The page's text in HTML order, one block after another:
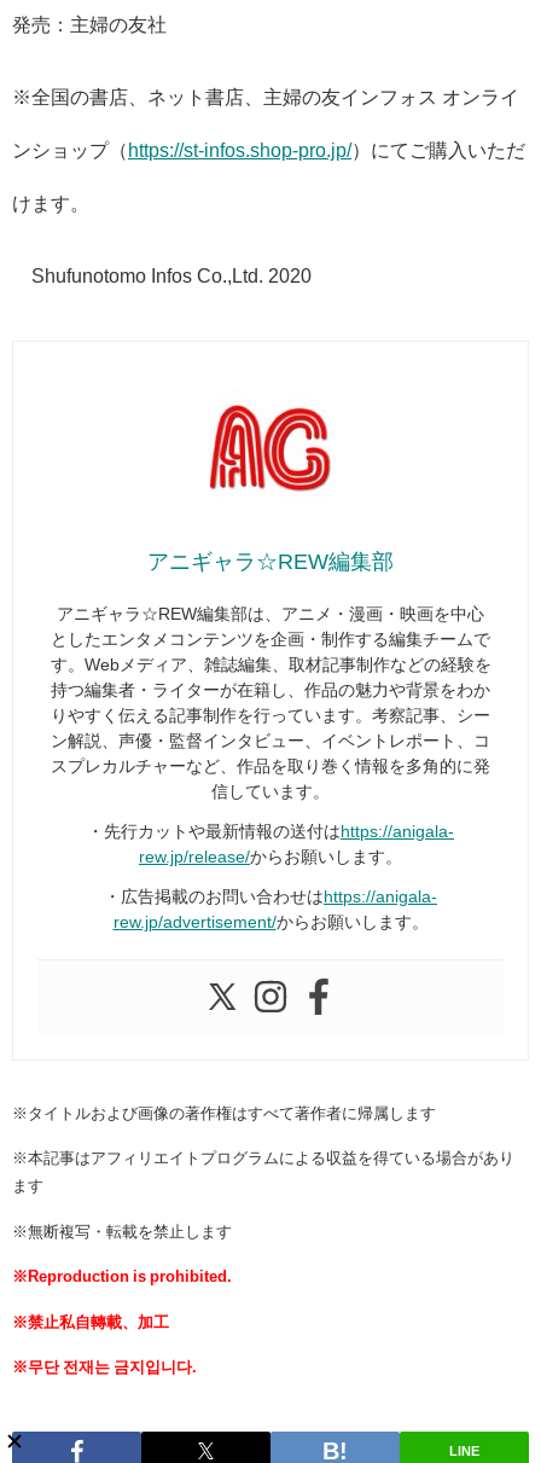
発売：主婦の友社
※全国の書店、ネット書店、主婦の友インフォス オンライ
ンショップ（ https://st-infos.shop-pro.jp/）にてご購入いただ
けます。
©Shufunotomo Infos Co.,Ltd. 2020
アニギャラ☆REW編集部
アニギャラ☆REW編集部は、アニメ・漫画・映画を中心
としたエンタメコンテンツを企画・制作する編集チームで
す。Webメディア、雑誌編集、取材記事制作などの経験を
持つ編集者・ライターが在籍し、作品の魅力や背景をわか
りやすく伝える記事制作を行っています。考察記事、シー
ン解説、声優・監督インタビュー、イベントレポート、コ
スプレカルチャーなど、作品を取り巻く情報を多角的に発
信しています。
・先行カットや最新情報の送付は https://anigala-
rew.jp/release/からお願いします。
・広告掲載のお問い合わせは https://anigala-
rew.jp/advertisement/からお願いします。
※タイトルおよび画像の著作権はすべて著作者に帰属します
※本記事はアフィリエイトプログラムによる収益を得ている場合があり
ます
※無断複写・転載を禁止します
※Reproduction is prohibited.
※禁止私自轉載、加工
※무단 전재는 금지입니다.
LINE